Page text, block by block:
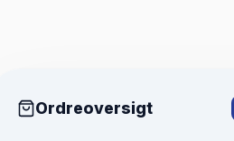
Ordreoversigt